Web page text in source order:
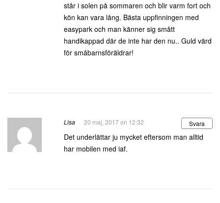
står i solen på sommaren och blir varm fort och
kön kan vara lång. Bästa uppfinningen med
easypark och man känner sig smått
handikappad där de inte har den nu.. Guld värd
för småbarnsföräldrar!
Lisa 20 maj, 2017 on 12:32 Svara
Det underlättar ju mycket eftersom man alltid
har mobilen med iaf.